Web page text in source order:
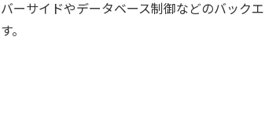
バーサイドやデータベース制御などのバック
す。